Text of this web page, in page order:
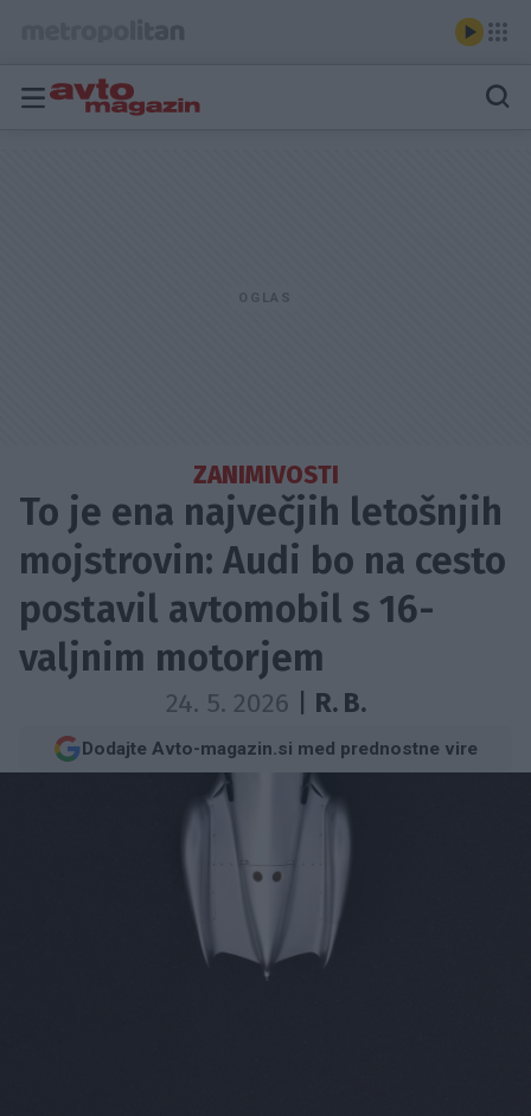
ZANIMIVOSTI
To je ena največjih letošnjih
mojstrovin: Audi bo na cesto
postavil avtomobil s 16-
valjnim motorjem
24. 5. 2026 R. B.
Dodajte Avto-magazin.si med prednostne vire